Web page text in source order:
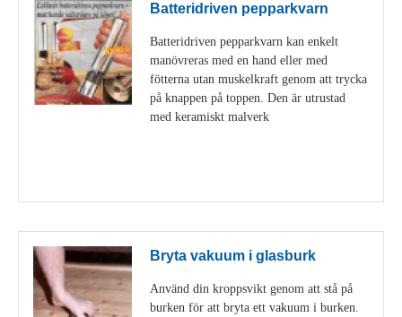
Batteridriven pepparkvarn
Batteridriven pepparkvarn kan enkelt
manövreras med en hand eller med
fötterna utan muskelkraft genom att trycka
på knappen på toppen. Den är utrustad
med keramiskt malverk
Bryta vakuum i glasburk
Använd din kroppsvikt genom att stå på
burken för att bryta ett vakuum i burken.